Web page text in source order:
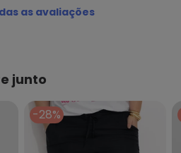
as avaliações
junto
-28%